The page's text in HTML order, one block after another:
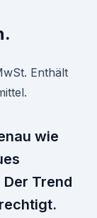
Enthält
wie
Trend